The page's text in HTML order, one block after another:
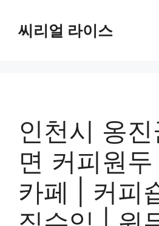
씨리얼 라이스
인천시 옹
면 커피원두
카페 | 커피